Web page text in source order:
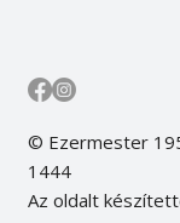
© Ezermester
1444
Az oldalt